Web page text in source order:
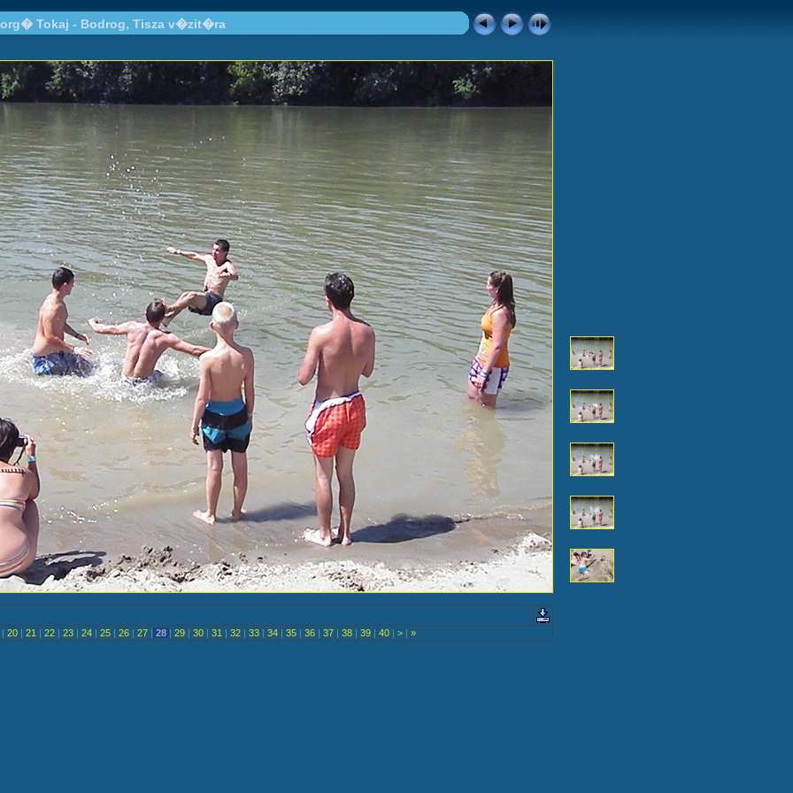
Tokaj - Bodrog, Tisza v�zit�ra
| 20 | 21 | 22 | 23 | 24 | 25 | 26 | 27 | 28 | 29 | 30 | 31 | 32 | 33 | 34 | 35 | 36 | 37 | 38 | 39 | 40 | > | »